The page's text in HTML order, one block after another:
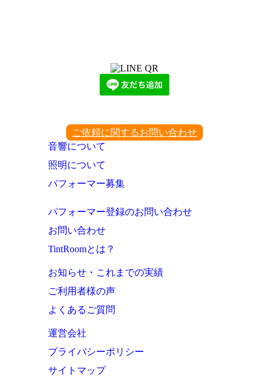
ご依頼に関するお問い合わせ
音響について
照明について
パフォーマー募集
パフォーマー登録のお問い合わせ
お問い合わせ
TintRoomとは？
お知らせ・これまでの実績
ご利用者様の声
よくあるご質問
運営会社
プライバシーポリシー
サイトマップ